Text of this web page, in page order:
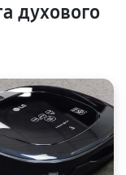
духового